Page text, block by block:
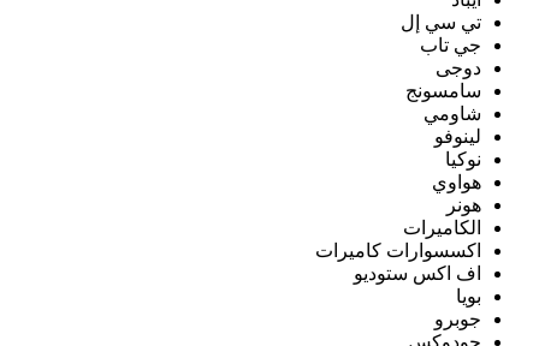
تي سي إل
جي تاب
دوجى
سامسونج
شاومي
لينوفو
نوكيا
هواوي
هونر
الكاميرات
اكسسوارات كاميرات
اف اكس ستوديو
بويا
جوبرو